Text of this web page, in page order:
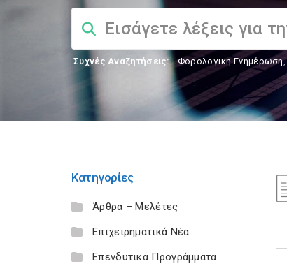
Συχνές Αναζητήσεις: Φορολογικη Ενημέρωση,
Κατηγορίες
Άρθρα – Μελέτες
Επιχειρηματικά Νέα
Επενδυτικά Προγράμματα